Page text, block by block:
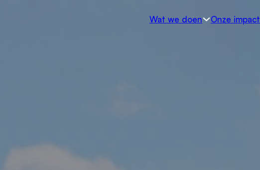
Wat we doen Onze impact